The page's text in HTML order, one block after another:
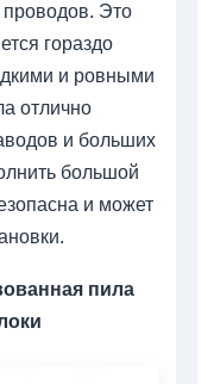
Это
гораздо
и ровными
отлично
и больших
большой
и может
пила